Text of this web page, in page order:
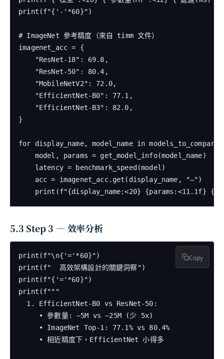
print(f"{'-'*60}")
# ImageNet 參考精度（來自 timm 文件）
imagenet_acc = {
    "ResNet-18": 69.8,
    "ResNet-50": 80.4,
    "MobileNetV2": 72.0,
    "EfficientNet-B0": 77.1,
    "EfficientNet-B3": 82.0,
}
for display_name, model_name in
    model, params = get_model_info(model_name)
    latency = benchmark_speed(model)
    acc = imagenet_acc.get(display_name, "—")
5.3 Step 3 — 效率分析
print(f"\n{'='*60}")
print(f"  高效架構設計的關鍵洞察")
print(f"{'='*60}")
print(f"""
  1. EfficientNet-B0 vs ResNet-50:
     • 參數量: ~5M vs ~25M (少 5x)
     • ImageNet Top-1: 77.1% vs 80.4%
     • 相近精度下，EfficientNet 小得多
Copy